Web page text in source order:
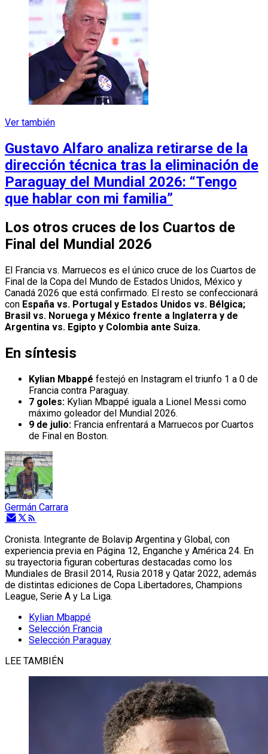
Ver también
Gustavo Alfaro analiza retirarse de la
dirección técnica tras la eliminación de
Paraguay del Mundial 2026: “Tengo
que hablar con mi familia”
Los otros cruces de los Cuartos de
Final del Mundial 2026
El Francia vs. Marruecos es el único cruce de los Cuartos de
Final de la Copa del Mundo de Estados Unidos, México y
Canadá 2026 que está confirmado. El resto se confeccionará
con España vs. Portugal y Estados Unidos vs. Bélgica;
Brasil vs. Noruega y México frente a Inglaterra y de
Argentina vs. Egipto y Colombia ante Suiza.
En síntesis
Kylian Mbappé festejó en Instagram el triunfo 1 a 0 de
Francia contra Paraguay.
7 goles: Kylian Mbappé iguala a Lionel Messi como
máximo goleador del Mundial 2026.
9 de julio: Francia enfrentará a Marruecos por Cuartos
de Final en Boston.
Germán Carrara
Cronista. Integrante de Bolavip Argentina y Global, con
experiencia previa en Página 12, Enganche y América 24. En
su trayectoria figuran coberturas destacadas como los
Mundiales de Brasil 2014, Rusia 2018 y Qatar 2022, además
de distintas ediciones de Copa Libertadores, Champions
League, Serie A y La Liga.
Kylian Mbappé
Selección Francia
Selección Paraguay
LEE TAMBIÉN